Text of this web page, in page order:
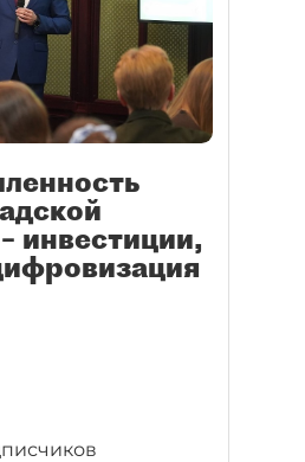
инвестиции,